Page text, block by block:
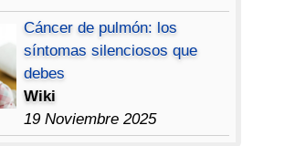
Cáncer de pulmón: los
síntomas silenciosos que
debes
Wiki
19 Noviembre 2025